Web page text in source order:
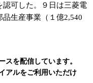
可した。９日は三菱電
生産事業（１億2,540
を配信しています。
アルをご利用いただけ